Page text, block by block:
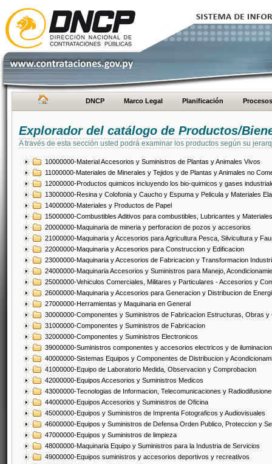
DNCP Marco Legal Planificación Procesos
Explorador del catálogo de Productos/
A través de esta sección usted podrá examinar los productos según su
10000000-Material Accesorios y Suministros de Plantas y Animales Vivos
11000000-Materiales de Minerales y Tejidos y de Plantas y Animales no
12000000-Productos quimicos incluyendo los bio-quimicos y gases
13000000-Resina y Colofonia y Caucho y Espuma y Pelicula y Materiales
14000000-Materiales y Productos de Papel
15000000-Combustibles Aditivos para combustibles, Lubricantes y
20000000-Maquinaria de mineria y perforacion de pozos y accesorios
21000000-Maquinaria y Accesorios para Agricultura Pesca, Silvicultura y
22000000-Maquinaria y Accesorios para Construccion y Edificacion
23000000-Maquinaria y Accesorios de Fabricacion y Transformacion
24000000-Maquinaria Accesorios y Suministros para Manejo,
25000000-Vehiculos Comerciales, Militares y Particulares - Accesorios y
26000000-Maquinaria y Accesorios para Generacion y Distribucion de
27000000-Herramientas y Maquinaria en General
30000000-Componentes y Suministros de Fabricacion Estructuras, Obras
31000000-Componentes y Suministros de Fabricacion
32000000-Componentes y Suministros Electronicos
39000000-Suministros componentes y accesorios electricos y de iluminacion
40000000-Sistemas Equipos y Componentes de Distribucion y
41000000-Equipo de Laboratorio Medida, Observacion y Comprobacion
42000000-Equipos Accesorios y Suministros Medicos
43000000-Tecnologias de Informacion, Telecomunicaciones y
44000000-Equipos Accesorios y Suministros de Oficina
45000000-Equipos y Suministros de Imprenta Fotograficos y Audiovisuales
46000000-Equipos y Suministros de Defensa Orden Publico, Proteccion y
47000000-Equipos y Suministros de limpieza
48000000-Maquinaria Equipo y Suministros para la Industria de Servicios
49000000-Equipos suministros y accesorios deportivos y recreativos